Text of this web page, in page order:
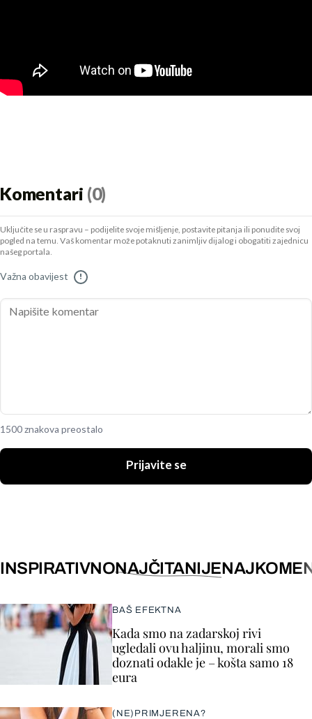
Komentari (0)
Uključite se u raspravu – podijelite svoje mišljenje, postavite pitanja ili ponudite svoj
pogled na temu. Vaš komentar može potaknuti zanimljiv dijalog i obogatiti zajednicu
našeg portala.
Važna obavijest !
1500 znakova preostalo
Prijavite se
INSPIRATIVNONAJČITANIJE
BAŠ EFEKTNA
Kada smo na zadarskoj rivi
ugledali ovu haljinu, morali smo
doznati odakle je – košta samo 18
eura
(NE)PRIMJERENA?